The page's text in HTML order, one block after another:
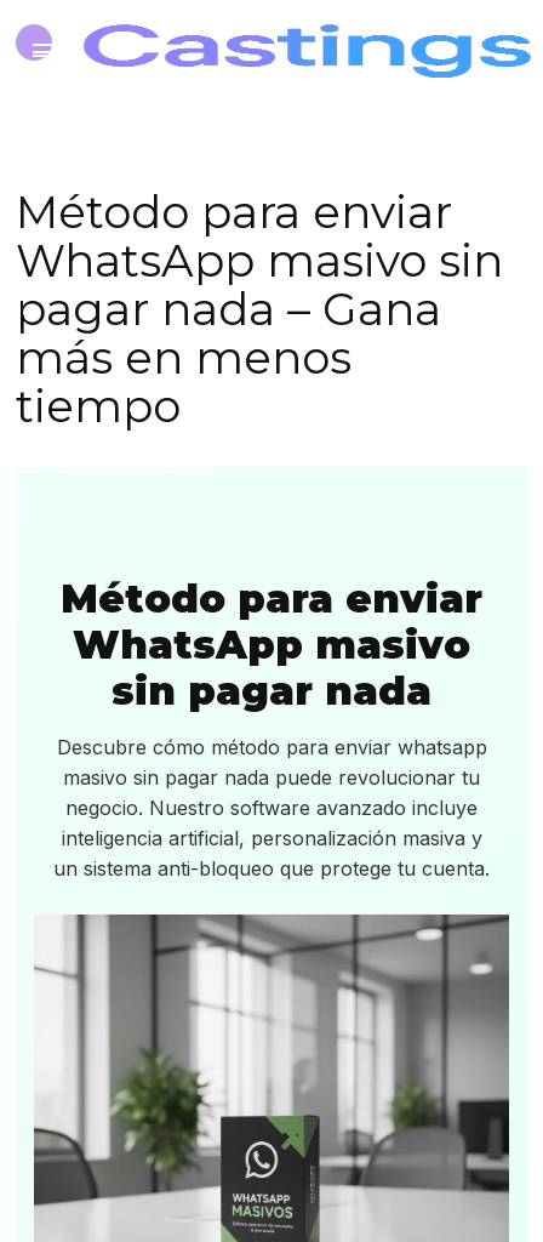
Método para enviar
WhatsApp masivo sin
pagar nada – Gana
más en menos
tiempo
Método para enviar
WhatsApp masivo
sin pagar nada
Descubre cómo método para enviar whatsapp
masivo sin pagar nada puede revolucionar tu
negocio. Nuestro software avanzado incluye
inteligencia artificial, personalización masiva y
un sistema anti-bloqueo que protege tu cuenta.